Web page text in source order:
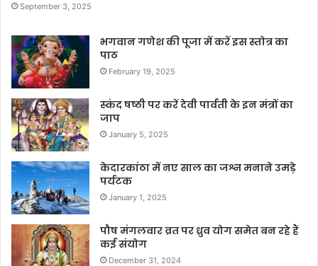
September 3, 2025
भगवान गणेश की पूजा में करें इस स्तोत्र का
पाठ
February 19, 2025
स्कंद षष्ठी पर करें देवी पार्वती के इन मंत्रों का
जाप
January 5, 2025
केदारकांठा में नए साल का जश्न मनाने उमड़े
पर्यटक
January 1, 2025
पौष मंगलवार व्रत पर ध्रुव योग समेत बन रहे हैं
कई संयोग
December 31, 2024